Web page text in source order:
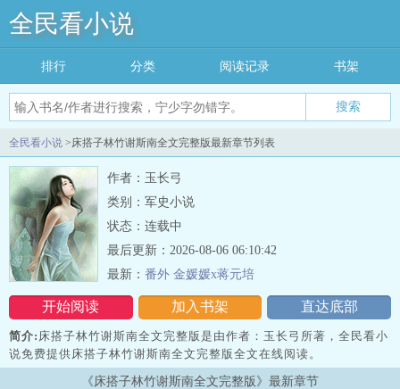
全民看小说
搜索
排行 分类 阅读记录 书架
全民看小说 >床搭子林竹谢斯南全文完整版最新章节列表
作者：玉长弓
类别：军史小说
状态：连载中
开始阅读 加入书架 直达底部
最后更新：2026-08-06 06:10:42
最新： 番外 金媛媛x蒋元培
简介: 床搭子林竹谢斯南全文完整版是由作者：玉长弓所著，全民看小
说免费提供床搭子林竹谢斯南全文完整版全文在线阅读。
三秒记住本站：全民看小说 网址：www.qmking.com
《床搭子林竹谢斯南全文完整版》最新章节